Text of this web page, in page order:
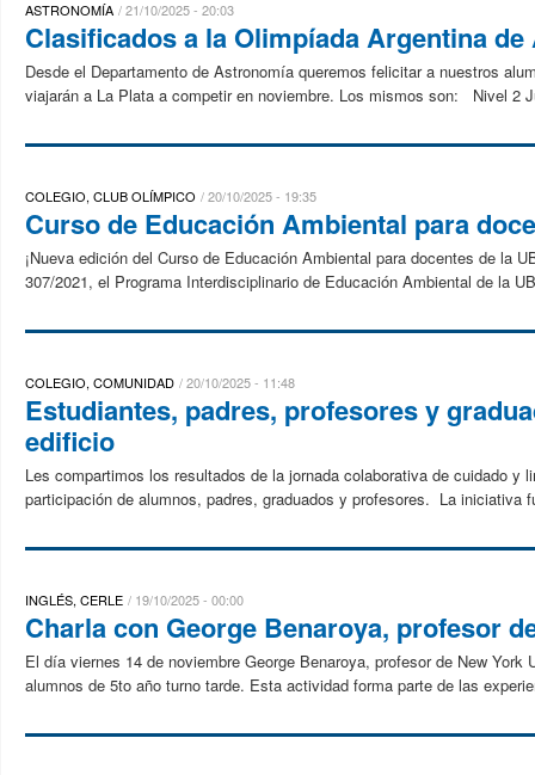
ASTRONOMÍA 21/10/2025 - 20:03
Clasificados a la Olimpíada Argentina
Desde el Departamento de Astronomía queremos felicitar a nuestros
viajarán a La Plata a competir en noviembre. Los mismos son: Nivel 2
COLEGIO, CLUB OLÍMPICO 20/10/2025 - 19:35
Curso de Educación Ambiental para
¡Nueva edición del Curso de Educación Ambiental para docentes de la
307/2021, el Programa Interdisciplinario de Educación Ambiental de la
COLEGIO, COMUNIDAD 20/10/2025 - 11:48
Estudiantes, padres, profesores y
edificio
Les compartimos los resultados de la jornada colaborativa de cuidado
participación de alumnos, padres, graduados y profesores. La iniciativa
INGLÉS, CERLE 19/10/2025 - 00:00
Charla con George Benaroya, profesor
El día viernes 14 de noviembre George Benaroya, profesor de New
alumnos de 5to año turno tarde. Esta actividad forma parte de las